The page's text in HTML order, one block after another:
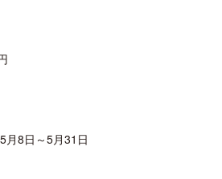
月8日～5月31日